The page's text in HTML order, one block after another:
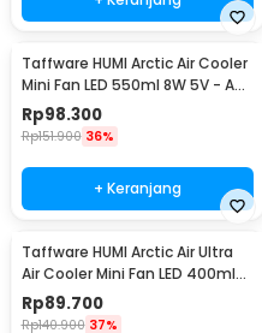
Taffware HUMI Arctic Air Cooler
Mini Fan LED 550ml 8W 5V - AA-
MC4
Rp98.300
Rp151.900 36%
+ Keranjang
Taffware HUMI Arctic Air Ultra
Air Cooler Mini Fan LED 400ml
8W 5V - K-F009
Rp89.700
Rp140.900 37%